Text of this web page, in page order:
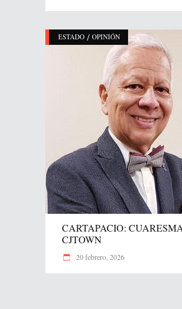
ESTADO / OPINIÓN
CARTAPACIO:
CJTOWN
20 febrero, 2026